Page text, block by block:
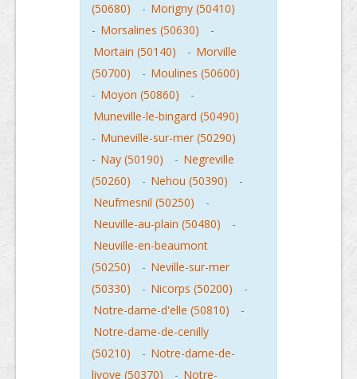
(50680)
- Morigny (50410)
- Morsalines (50630)
-
Mortain (50140)
- Morville
(50700)
- Moulines (50600)
- Moyon (50860)
-
Muneville-le-bingard (50490)
- Muneville-sur-mer (50290)
- Nay (50190) - Negreville
(50260)
- Nehou (50390)
-
Neufmesnil (50250)
-
Neuville-au-plain (50480)
-
Neuville-en-beaumont
(50250)
- Neville-sur-mer
(50330)
- Nicorps (50200)
-
Notre-dame-d'elle (50810)
-
Notre-dame-de-cenilly
(50210)
- Notre-dame-de-
livoye (50370)
- Notre-